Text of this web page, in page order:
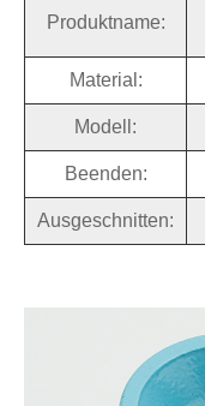
Produktname:
Material:
Modell:
Beenden:
Ausgeschnitten: